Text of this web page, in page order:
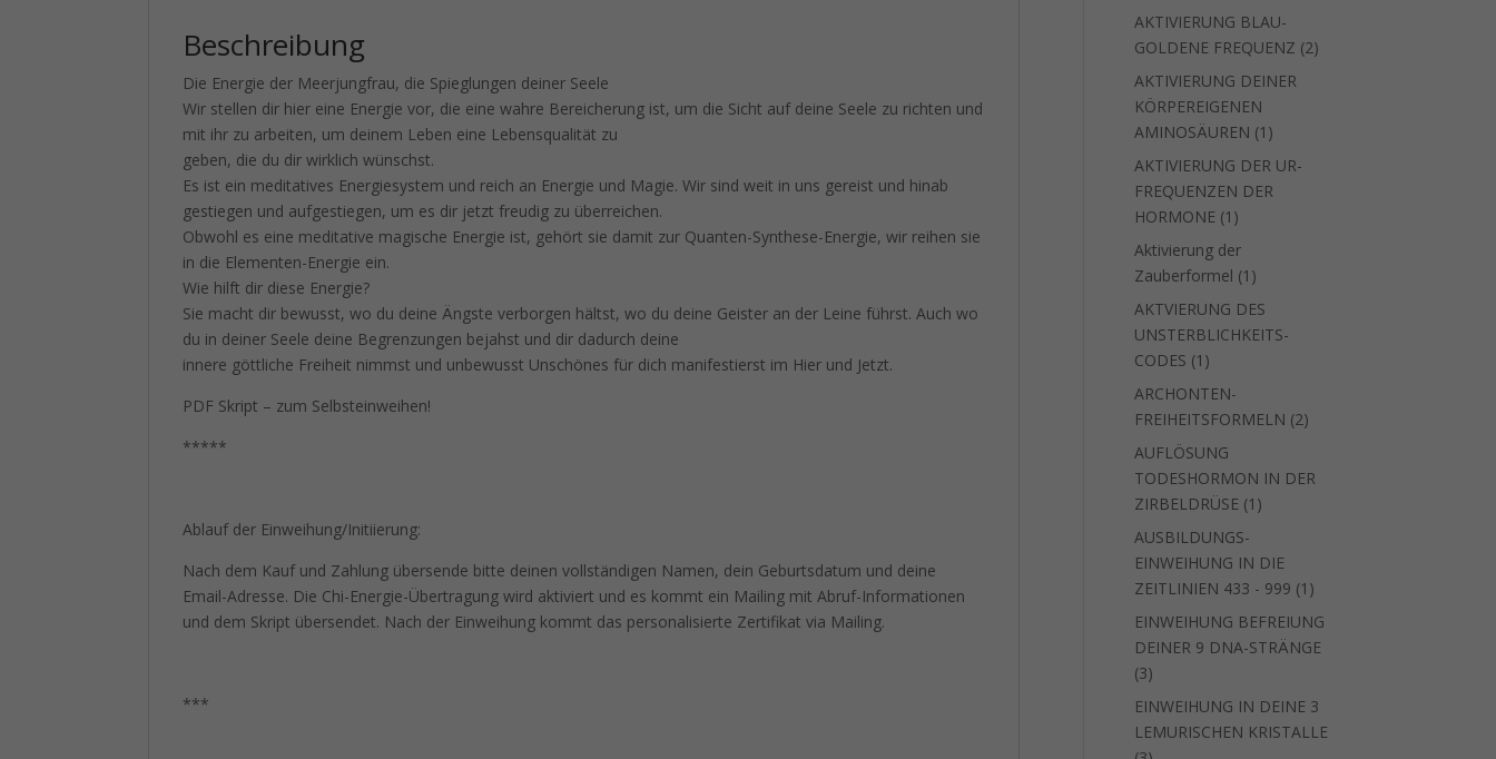
Beschreibung
Die Energie der Meerjungfrau, die Spieglungen deiner Seele
Wir stellen dir hier eine Energie vor, die eine wahre Bereicherung ist, um die Sicht auf deine Seele zu richten und
mit ihr zu arbeiten, um deinem Leben eine Lebensqualität zu
geben, die du dir wirklich wünschst.
Es ist ein meditatives Energiesystem und reich an Energie und Magie. Wir sind weit in uns gereist und hinab
gestiegen und aufgestiegen, um es dir jetzt freudig zu überreichen.
Obwohl es eine meditative magische Energie ist, gehört sie damit zur Quanten-Synthese-Energie, wir reihen sie
in die Elementen-Energie ein.
Wie hilft dir diese Energie?
Sie macht dir bewusst, wo du deine Ängste verborgen hältst, wo du deine Geister an der Leine führst. Auch wo
du in deiner Seele deine Begrenzungen bejahst und dir dadurch deine
innere göttliche Freiheit nimmst und unbewusst Unschönes für dich manifestierst im Hier und Jetzt.
PDF Skript – zum Selbsteinweihen!
*****
Ablauf der Einweihung/Initiierung:
Nach dem Kauf und Zahlung übersende bitte deinen vollständigen Namen, dein Geburtsdatum und deine
Email-Adresse. Die Chi-Energie-Übertragung wird aktiviert und es kommt ein Mailing mit Abruf-Informationen
und dem Skript übersendet. Nach der Einweihung kommt das personalisierte Zertifikat via Mailing.
***
Produkte
AKTIVIERUNG BLAU-
GOLDENE FREQUENZ 22
AKTIVIERUNG DEINER
KÖRPEREIGENEN
AMINOSÄUREN 1 1
Produkt
AKTIVIERUNG DER UR-
FREQUENZEN DER
HORMONE 1 1
Aktivierung der
Zauberformel 1 1
Produkt
AKTVIERUNG DES
UNSTERBLICHKEITS-
CODES 1 1
Produkt
ARCHONTEN-
FREIHEITSFORMELN 22
AUFLÖSUNG
TODESHORMON IN DER
ZIRBELDRÜSE 1 1
AUSBILDUNGS-
EINWEIHUNG IN DIE
ZEITLINIEN 433 - 999 1 1
Produkt
EINWEIHUNG BEFREIUNG
DEINER 9 DNA-STRÄNGE
33
Produkte
EINWEIHUNG IN DEINE 3
LEMURISCHEN KRISTALLE